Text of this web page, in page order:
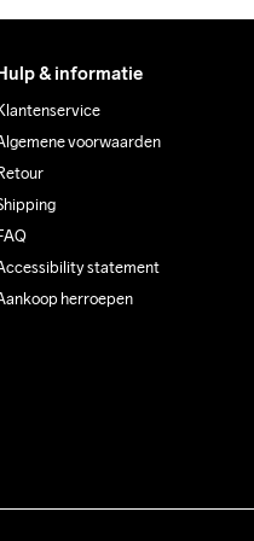
& informatie
voorwaarden
statement
herroepen